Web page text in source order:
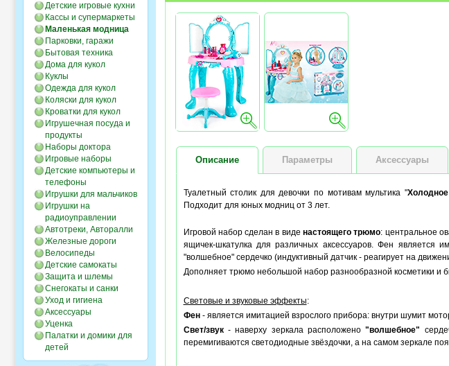
Детские игровые кухни
Кассы и супермаркеты
Маленькая модница
Парковки, гаражи
Бытовая техника
Дома для кукол
Куклы
Одежда для кукол
Коляски для кукол
Кроватки для кукол
Игрушечная посуда и
продукты
Наборы доктора
Игровые наборы
Детские компьютеры и
телефоны
Игрушки для мальчиков
Игрушки на
радиоуправлении
Автотреки, Авторалли
Железные дороги
Велосипеды
Детские самокаты
Защита и шлемы
Снегокаты и санки
Уход и гигиена
Аксессуары
Уценка
Палатки и домики для
детей
Описание Параметры Аксессуары
Туалетный столик для девочки по мотивам мультика "
Подходит для юных модниц от 3 лет.
Игровой набор сделан в виде настоящего трюмо: центральное
ящичек-шкатулка для различных аксессуаров. Фен является
"волшебное" сердечко (индуктивный датчик - реагирует на
Дополняет трюмо небольшой набор разнообразной косметики и
Световые и звуковые эффекты:
Фен- является имитацией взрослого прибора: внутри шумит
Свет/звук- наверху зеркала расположено"волшебное"
перемигиваются светодиодные звёздочки, а на самом зеркале